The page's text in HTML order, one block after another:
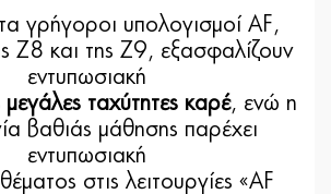
γρήγοροι υπολογισμοί AF,
Z8 και της Z9, εξασφαλίζουν
εντυπωσιακή
μεγάλες ταχύτητες καρέ, ενώ η
βαθιάς μάθησης παρέχει
εντυπωσιακή
στις λειτουργίες «AF